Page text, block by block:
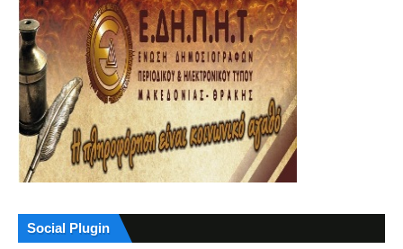
Social Plugin